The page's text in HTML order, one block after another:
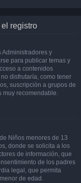
registro
Administradores y
para publicar temas y
a contenidos
disfrutaría, como tener
suscripción a grupos de
muy recomendable.
Niños menores de 13
donde se solicita a los
de información, que
de los padres
legal, que permita
de edad.